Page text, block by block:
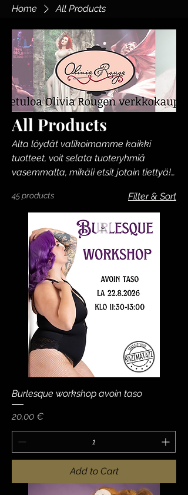
Home All Products
All Products
Alta löydät valikoimamme kaikki
tuotteet, voit selata tuoteryhmiä
vasemmalta, mikäli etsit jotain tiettyä!
yhteydessä: oliviarouge@gmail.com
45 products Filter & Sort
Burlesque workshop avoin taso
Price
20,00 €
Add to Cart